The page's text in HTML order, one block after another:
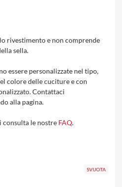
rivestimento e non comprende
sella.
essere personalizzate nel tipo,
colore delle cuciture e con
Contattaci
alla pagina.
le nostre FAQ.
SVUOTA